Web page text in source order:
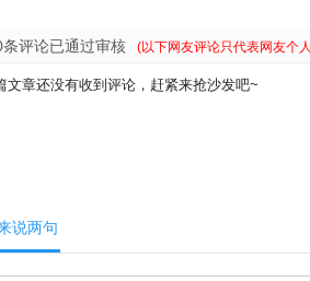
条评论已通过审核 (以下网友评论只代表网友个
文章还没有收到评论，赶紧来抢沙发吧~
说两句